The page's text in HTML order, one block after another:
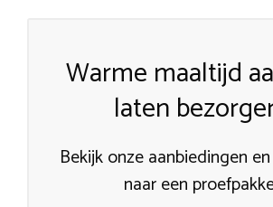
Warme maaltijd
laten
Bekijk onze aanbiedingen
naar een